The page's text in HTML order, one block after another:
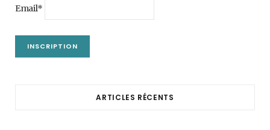
Email*
ARTICLES RÉCENTS